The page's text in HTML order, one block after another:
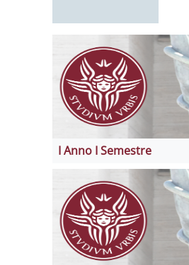
I Anno I Semestre